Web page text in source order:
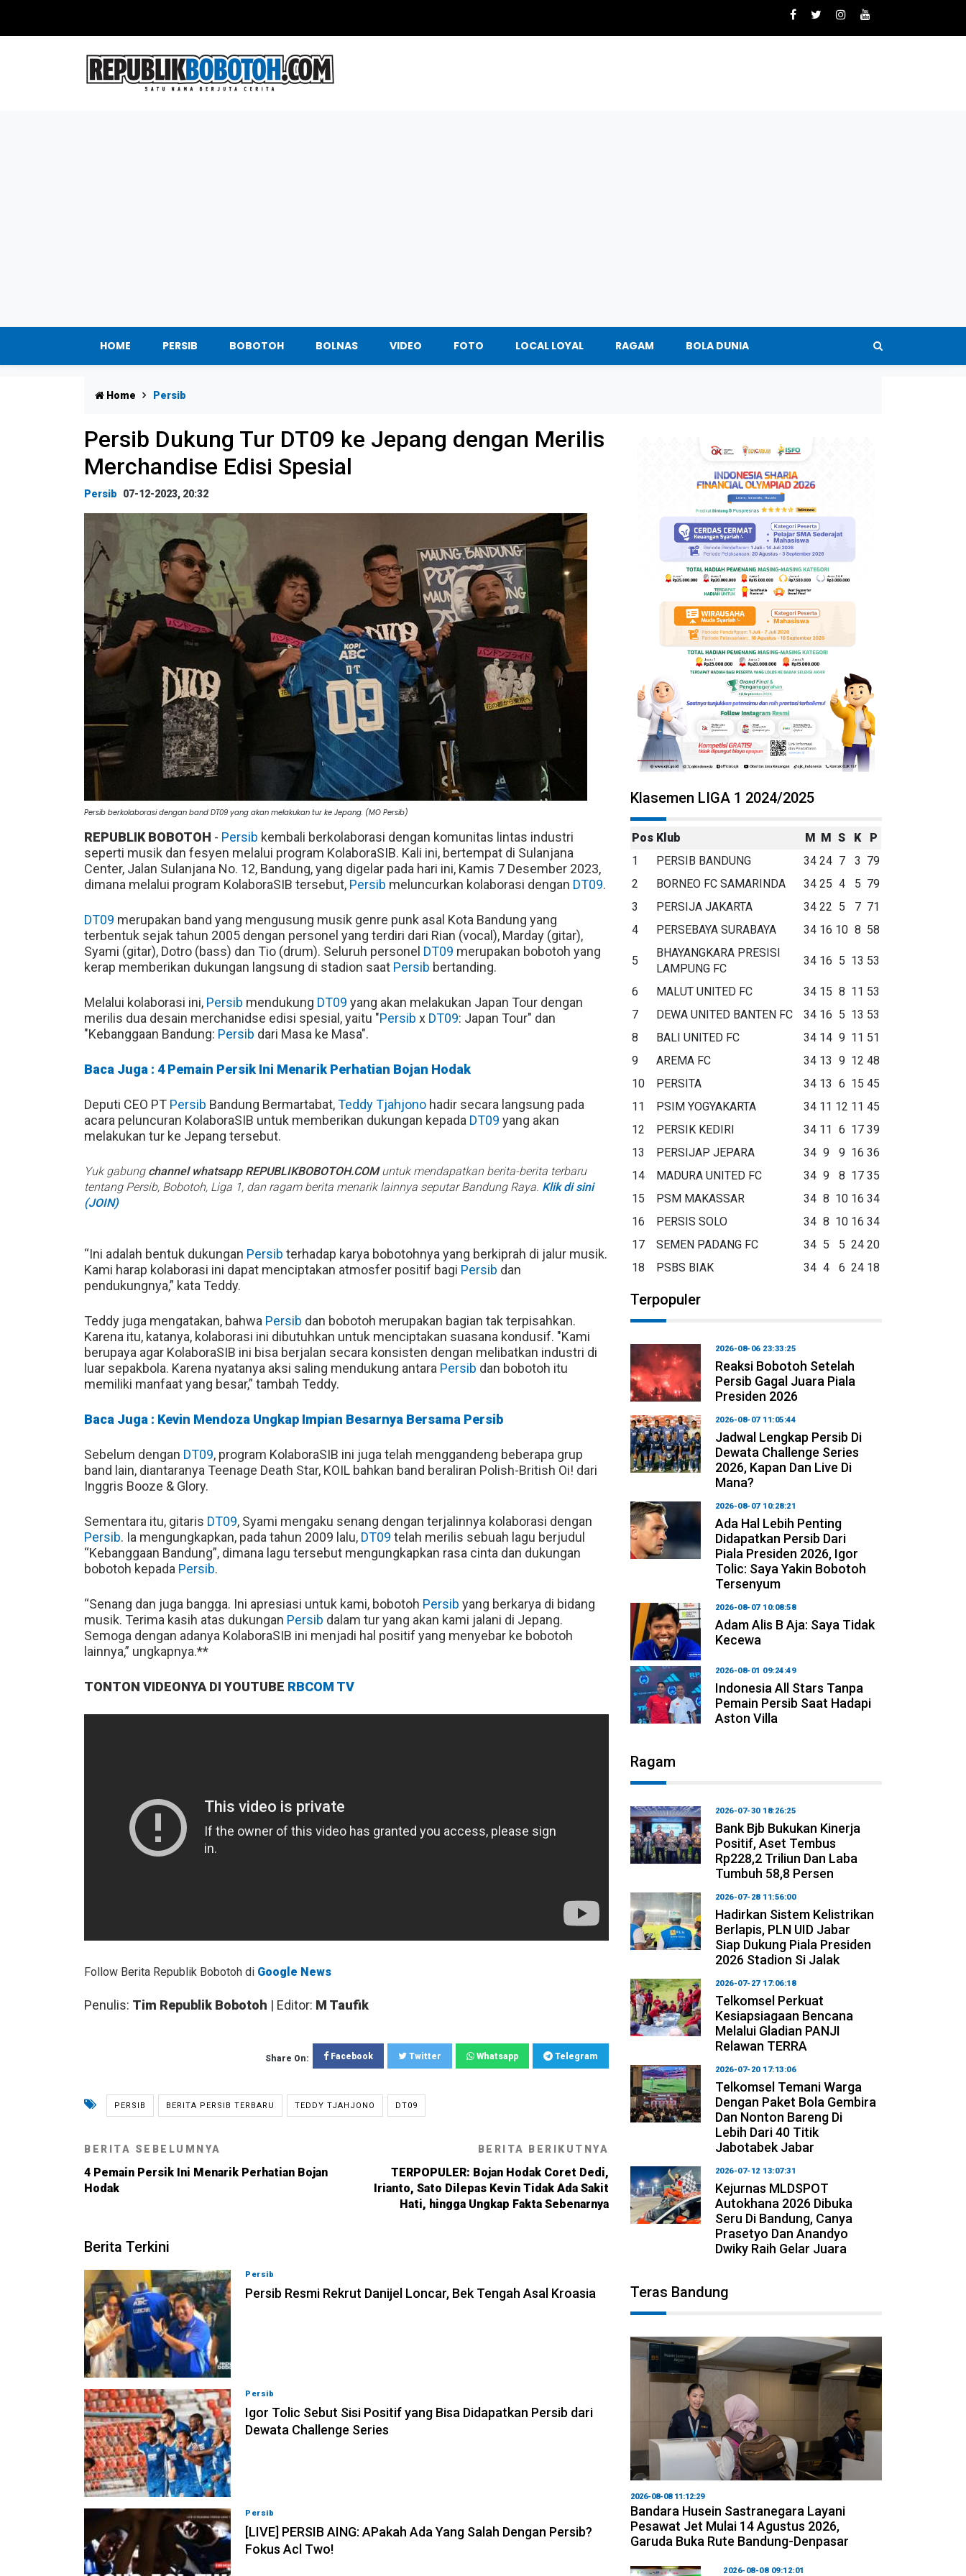
HOME PERSIB BOBOTOH BOLNAS VIDEO FOTO LOCAL LOYAL RAGAM BOLA DUNIA
Home Persib
Persib Dukung Tur DT09 ke Jepang dengan Merilis
Merchandise Edisi Spesial
Persib 07-12-2023, 20:32
Persib berkolaborasi dengan band DT09 yang akan melakukan tur ke Jepang. (MO Persib)
REPUBLIK BOBOTOH - Persib kembali berkolaborasi dengan komunitas lintas industri
seperti musik dan fesyen melalui program KolaboraSIB. Kali ini, bertempat di Sulanjana
Center, Jalan Sulanjana No. 12, Bandung, yang digelar pada hari ini, Kamis 7 Desember 2023,
dimana melalui program KolaboraSIB tersebut, Persib meluncurkan kolaborasi dengan DT09.
DT09 merupakan band yang mengusung musik genre punk asal Kota Bandung yang
terbentuk sejak tahun 2005 dengan personel yang terdiri dari Rian (vocal), Marday (gitar),
Syami (gitar), Dotro (bass) dan Tio (drum). Seluruh personel DT09 merupakan bobotoh yang
kerap memberikan dukungan langsung di stadion saat Persib bertanding.
Melalui kolaborasi ini, Persib mendukung DT09 yang akan melakukan Japan Tour dengan
merilis dua desain merchanidse edisi spesial, yaitu "Persib x DT09: Japan Tour" dan
"Kebanggaan Bandung: Persib dari Masa ke Masa".
Baca Juga : 4 Pemain Persik Ini Menarik Perhatian Bojan Hodak
Deputi CEO PT Persib Bandung Bermartabat,Teddy Tjahjono hadir secara langsung pada
acara peluncuran KolaboraSIB untuk memberikan dukungan kepada DT09 yang akan
melakukan tur ke Jepang tersebut.
Yuk gabung channel whatsapp REPUBLIKBOBOTOH.COMuntuk mendapatkan berita-berita terbaru
tentang Persib, Bobotoh, Liga 1, dan ragam berita menarik lainnya seputar Bandung Raya. Klik di sini
(JOIN)
“Ini adalah bentuk dukungan Persib terhadap karya bobotohnya yang berkiprah di jalur musik.
Kami harap kolaborasi ini dapat menciptakan atmosfer positif bagi Persib dan
pendukungnya,” kata Teddy.
Teddy juga mengatakan, bahwa Persib dan bobotoh merupakan bagian tak terpisahkan.
Karena itu, katanya, kolaborasi ini dibutuhkan untuk menciptakan suasana kondusif. "Kami
berupaya agar KolaboraSIB ini bisa berjalan secara konsisten dengan melibatkan industri di
luar sepakbola. Karena nyatanya aksi saling mendukung antara Persib dan bobotoh itu
memiliki manfaat yang besar,” tambah Teddy.
Baca Juga : Kevin Mendoza Ungkap Impian Besarnya Bersama Persib
Sebelum dengan DT09, program KolaboraSIB ini juga telah menggandeng beberapa grup
band lain, diantaranya Teenage Death Star, KOIL bahkan band beraliran Polish-British Oi! dari
Inggris Booze & Glory.
Sementara itu, gitaris DT09, Syami mengaku senang dengan terjalinnya kolaborasi dengan
Persib. Ia mengungkapkan, pada tahun 2009 lalu, DT09 telah merilis sebuah lagu berjudul
“Kebanggaan Bandung”, dimana lagu tersebut mengungkapkan rasa cinta dan dukungan
bobotoh kepada Persib.
“Senang dan juga bangga. Ini apresiasi untuk kami, bobotoh Persib yang berkarya di bidang
musik. Terima kasih atas dukungan Persib dalam tur yang akan kami jalani di Jepang.
Semoga dengan adanya KolaboraSIB ini menjadi hal positif yang menyebar ke bobotoh
lainnya,” ungkapnya.**
TONTON VIDEONYA DI YOUTUBE RBCOM TV
Follow Berita Republik Bobotoh di Google News
Penulis: Tim Republik Bobotoh | Editor: M Taufik
Share On: Facebook Twitter Whatsapp Telegram
PERSIB BERITA PERSIB TERBARU TEDDY TJAHJONO DT09
BERITA SEBELUMNYA
4 Pemain Persik Ini Menarik Perhatian Bojan
Hodak
BERITA BERIKUTNYA
TERPOPULER: Bojan Hodak Coret Dedi,
Irianto, Sato Dilepas Kevin Tidak Ada Sakit
Hati, hingga Ungkap Fakta Sebenarnya
Berita Terkini
Persib
Persib Resmi Rekrut Danijel Loncar, Bek Tengah Asal Kroasia
Persib
Igor Tolic Sebut Sisi Positif yang Bisa Didapatkan Persib dari
Dewata Challenge Series
Persib
[LIVE] PERSIB AING: APakah Ada Yang Salah Dengan Persib?
Fokus Acl Two!
Klasemen LIGA 1 2024/2025
Pos Klub M M S K
P
1
PERSIB BANDUNG 34 24 7 3 79
2
BORNEO FC SAMARINDA 34 25 4 5 79
3
PERSIJA JAKARTA 34 22 5 7 71
4
PERSEBAYA SURABAYA 34 16 10 8 58
5
BHAYANGKARA PRESISI
LAMPUNG FC
34 16 5 13 53
6 MALUT UNITED FC 34 15 8 11 53
7
DEWA UNITED BANTEN FC 34 16 5 13 53
8
BALI UNITED FC 34 14 9 11 51
9
AREMA FC 34 13 9 12 48
10
PERSITA 34 13 6 15 45
11
PSIM YOGYAKARTA 34 11 12 11 45
12
PERSIK KEDIRI 34 11 6 17 39
13
PERSIJAP JEPARA 34 9 9 16 36
14
MADURA UNITED FC 34 9 8 17 35
15
PSM MAKASSAR 34 8 10 16 34
16
PERSIS SOLO 34 8 10 16 34
17
SEMEN PADANG FC 34 5 5 24 20
18
PSBS BIAK 34 4 6 24 18
Terpopuler
2026-08-06 23:33:25
Reaksi Bobotoh Setelah
Persib Gagal Juara Piala
Presiden 2026
2026-08-07 11:05:44
Jadwal Lengkap Persib Di
Dewata Challenge Series
2026, Kapan Dan Live Di
Mana?
2026-08-07 10:28:21
Ada Hal Lebih Penting
Didapatkan Persib Dari
Piala Presiden 2026, Igor
Tolic: Saya Yakin Bobotoh
Tersenyum
2026-08-07 10:08:58
Adam Alis B Aja: Saya Tidak
Kecewa
2026-08-01 09:24:49
Indonesia All Stars Tanpa
Pemain Persib Saat Hadapi
Aston Villa
Ragam
2026-07-30 18:26:25
Bank Bjb Bukukan Kinerja
Positif, Aset Tembus
Rp228,2 Triliun Dan Laba
Tumbuh 58,8 Persen
2026-07-28 11:56:00
Hadirkan Sistem Kelistrikan
Berlapis, PLN UID Jabar
Siap Dukung Piala Presiden
2026 Stadion Si Jalak
2026-07-27 17:06:18
Telkomsel Perkuat
Kesiapsiagaan Bencana
Melalui Gladian PANJI
Relawan TERRA
2026-07-20 17:13:06
Telkomsel Temani Warga
Dengan Paket Bola Gembira
Dan Nonton Bareng Di
Lebih Dari 40 Titik
Jabotabek Jabar
2026-07-12 13:07:31
Kejurnas MLDSPOT
Autokhana 2026 Dibuka
Seru Di Bandung, Canya
Prasetyo Dan Anandyo
Dwiky Raih Gelar Juara
Teras Bandung
2026-08-08 11:12:29
Bandara Husein Sastranegara Layani
Pesawat Jet Mulai 14 Agustus 2026,
Garuda Buka Rute Bandung-Denpasar
2026-08-08 09:12:01